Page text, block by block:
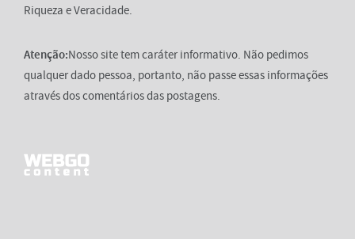
Riqueza e Veracidade.
Atenção:Nosso site tem caráter informativo. Não pedimos
qualquer dado pessoa, portanto, não passe essas informações
através dos comentários das postagens.